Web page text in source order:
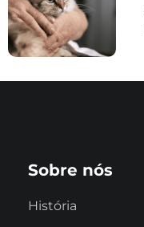
Sobre nós
História